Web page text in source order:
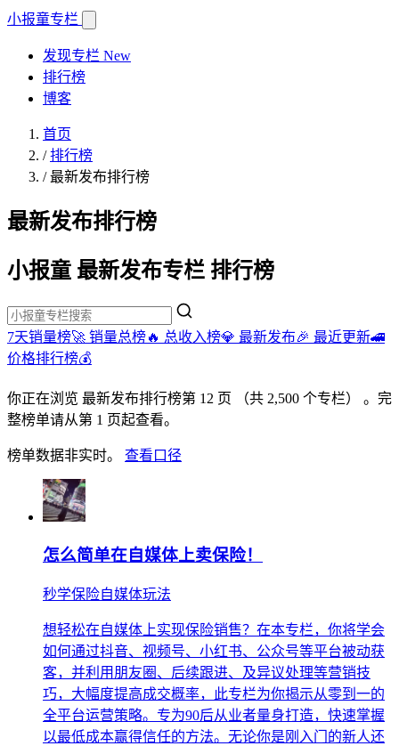
小报童专栏
发现专栏 New
排行榜
博客
首页
/排行榜
/最新发布排行榜
最新发布排行榜
小报童 最新发布专栏 排行榜
7天销量榜🚀 销量总榜🔥 总收入榜💎 最新发布🎉 最近更新🚄
价格排行榜💰
你正在浏览 最新发布排行榜第 12 页 （共 2,500 个专栏）
。完
整榜单请从第 1 页起查看。
榜单数据非实时。 查看口径
怎么简单在自媒体上卖保险！
秒学保险自媒体玩法
想轻松在自媒体上实现保险销售？在本专栏，你将学会
如何通过抖音、视频号、小红书、公众号等平台被动获
客，并利用朋友圈、后续跟进、及异议处理等营销技
巧，大幅度提高成交概率，此专栏为你揭示从零到一的
全平台运营策略。专为90后从业者量身打造，快速掌握
以最低成本赢得信任的方法。无论你是刚入门的新人还